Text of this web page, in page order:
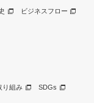
ビジネスフロー
り組み SDGs